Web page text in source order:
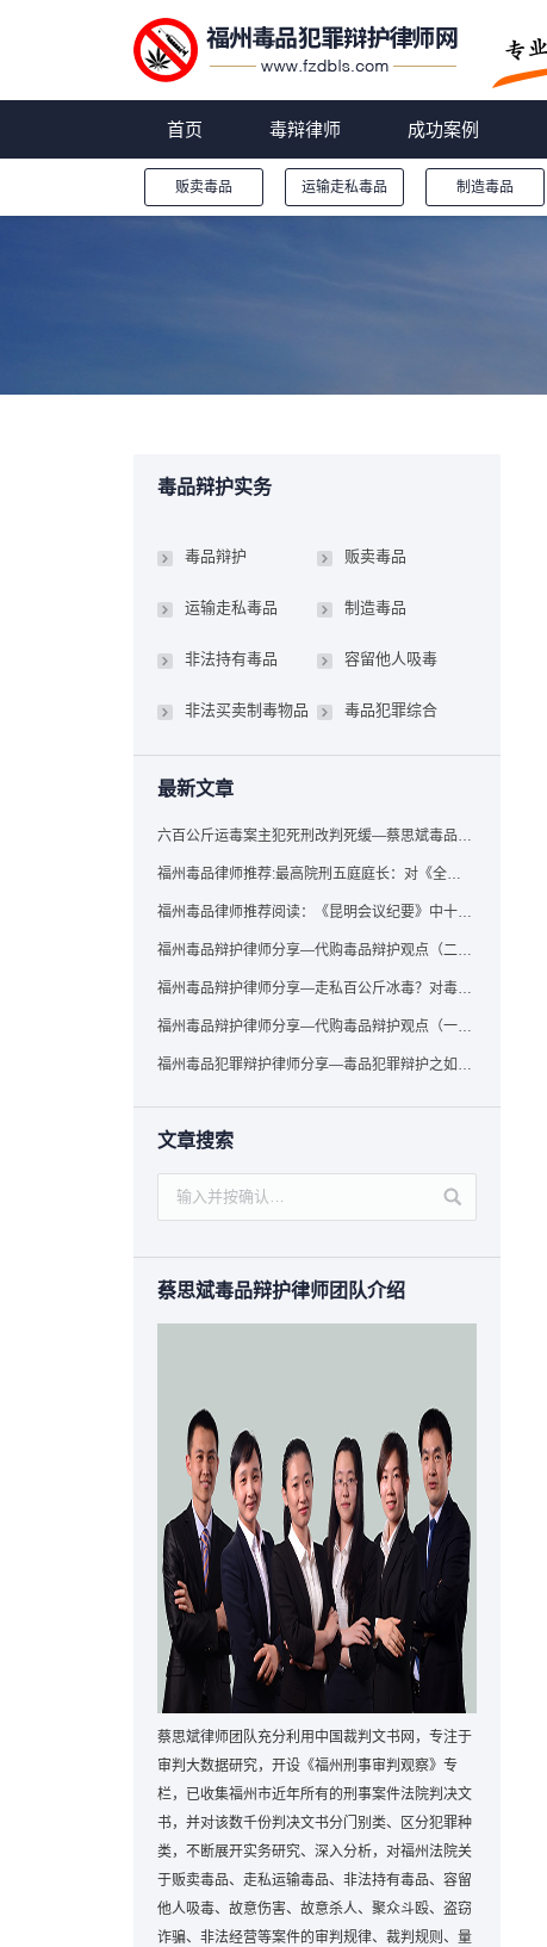
首页 毒辩律师 成功案例
贩卖毒品 运输走私毒品 制造毒品
毒品辩护实务
毒品辩护 贩卖毒品
运输走私毒品 制造毒品
非法持有毒品 容留他人吸毒
非法买卖制毒物品 毒品犯罪综合
最新文章
六百公斤运毒案主犯死刑改判死缓—蔡思斌毒品犯罪辩护成功案例
福州毒品律师推荐:最高院刑五庭庭长：对《全国法院毒品案件审判工作会议纪要》的理解与适用
福州毒品律师推荐阅读：《昆明会议纪要》中十个“意想不到”的规定
福州毒品辩护律师分享—代购毒品辩护观点（二）——“牟利”之辩
福州毒品辩护律师分享—走私百公斤冰毒？对毒品缺失型走私毒品罪案件，该如何有效辩护
福州毒品辩护律师分享—代购毒品辩护观点（一）——“真假”之辩
福州毒品犯罪辩护律师分享—毒品犯罪辩护之如何提炼言辞证据
文章搜索
蔡思斌毒品辩护律师团队介绍
蔡思斌律师团队充分利用中国裁判文书网，专注于
审判大数据研究，开设《福州刑事审判观察》专
栏，已收集福州市近年所有的刑事案件法院判决文
书，并对该数千份判决文书分门别类、区分犯罪种
类，不断展开实务研究、深入分析，对福州法院关
于贩卖毒品、走私运输毒品、非法持有毒品、容留
他人吸毒、故意伤害、故意杀人、聚众斗殴、盗窃
诈骗、非法经营等案件的审判规律、裁判规则、量